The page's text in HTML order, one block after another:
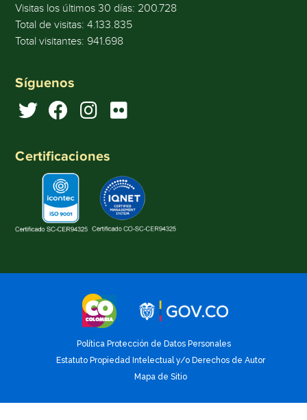
Visitas los últimos 30 días: 200.728
Total de visitas:4.133.835
Total visitantes: 941.698
Síguenos
Certificaciones
Política Protección de Datos Personales
Estatuto Propiedad Intelectual y/o Derechos de Autor
Mapa de Sitio